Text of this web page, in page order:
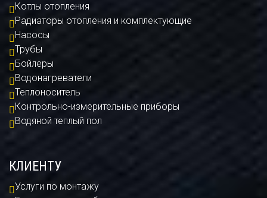
Котлы отопления
Радиаторы отопления и комплектующие
Насосы
Трубы
Бойлеры
Водонагреватели
Теплоноситель
Контрольно-измерительные приборы
Водяной теплый пол
КЛИЕНТУ
Услуги по монтажу